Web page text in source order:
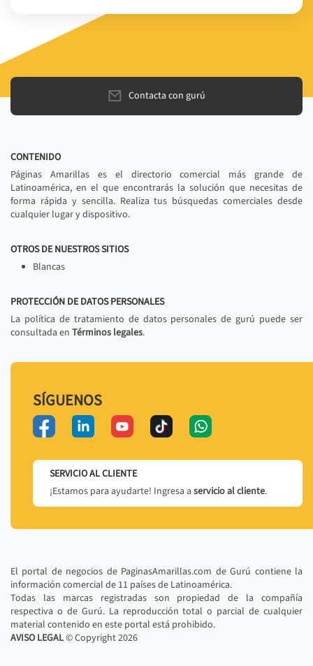
Contacta con gurú
CONTENIDO
Páginas Amarillas es el directorio comercial más grande de
Latinoamérica, en el que encontrarás la solución que necesitas de
forma rápida y sencilla. Realiza tus búsquedas comerciales desde
cualquier lugar y dispositivo.
OTROS DE NUESTROS SITIOS
Blancas
PROTECCIÓN DE DATOS PERSONALES
La política de tratamiento de datos personales de gurú puede ser
consultada en Términos legales.
SÍGUENOS
SERVICIO AL CLIENTE
¡Estamos para ayudarte! Ingresa a servicio al cliente.
El portal de negocios de PaginasAmarillas.com de Gurú contiene la
información comercial de 11 países de Latinoamérica.
Todas las marcas registradas son propiedad de la compañía
respectiva o de Gurú. La reproducción total o parcial de cualquier
material contenido en este portal está prohibido.
AVISO LEGAL© Copyright2026